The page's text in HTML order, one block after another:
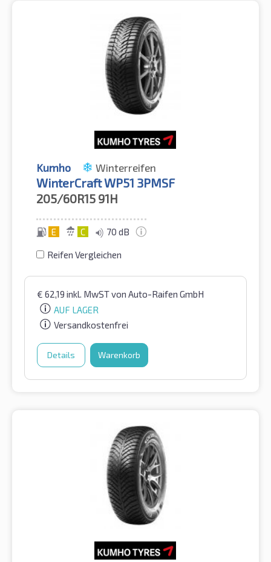
Kumho Winterreifen
WinterCraft WP51 3PMSF
205/60R15 91H
E C 70 dB
Reifen Vergleichen
€ 62,19 inkl. MwSTvon Auto-Raifen GmbH
AUF LAGER
Versandkostenfrei
Details Warenkorb